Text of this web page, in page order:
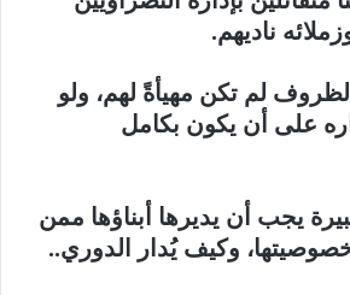
ناديهم.
لم تكن مهيأةً لهم، ولو
على أن يكون بكامل
يجب أن يديرها أبناؤها ممن
وكيف يُدار الدوري..